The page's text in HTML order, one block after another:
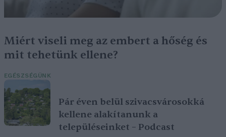
Miért viseli meg az embert a hőség és
mit tehetünk ellene?
EGÉSZSÉGÜNK
Pár éven belül szivacsvárosokká
kellene alakítanunk a
településeinket – Podcast